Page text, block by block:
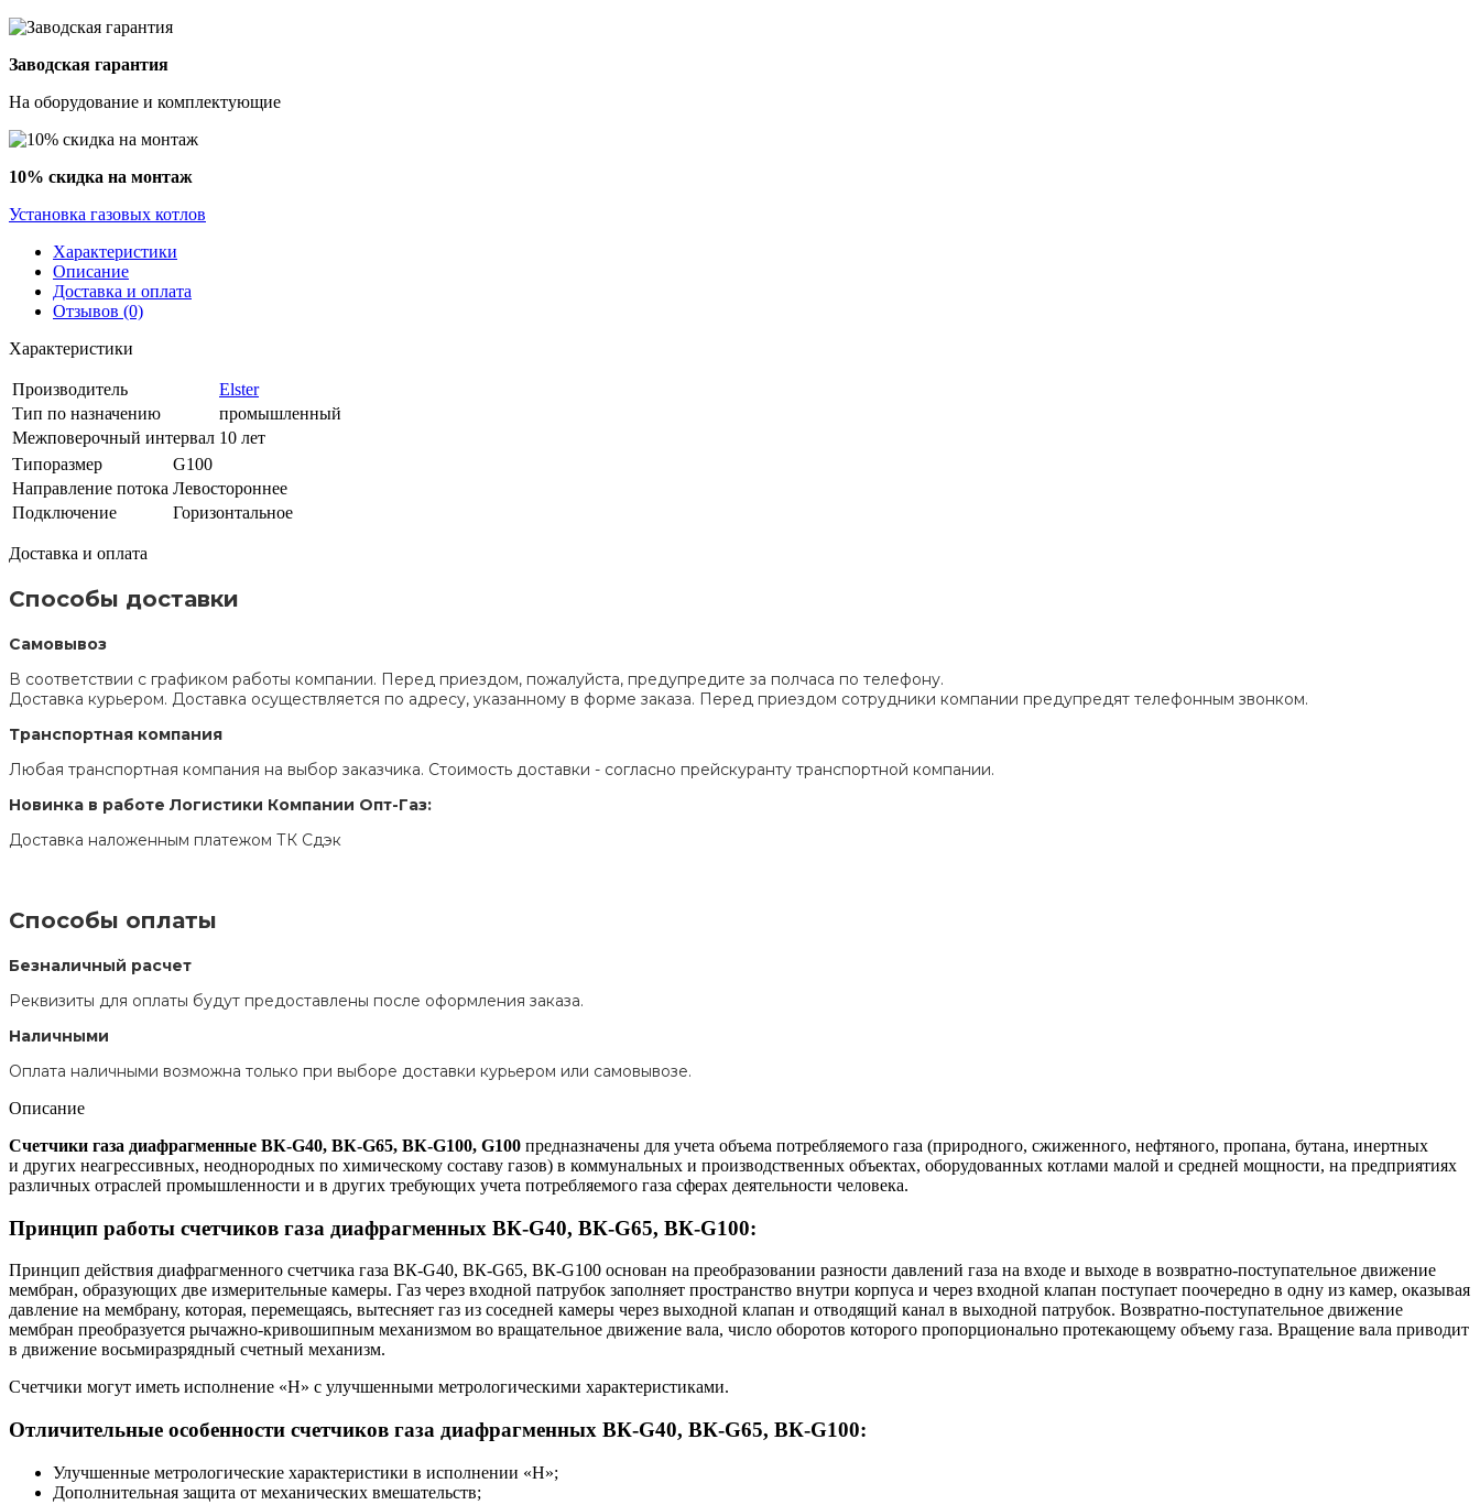
Заводская гарантия
На оборудование и комплектующие
10% скидка на монтаж
Установка газовых котлов
Характеристики
Описание
Доставка и оплата
Отзывов (0)
Характеристики
Производитель
Elster
Тип по назначению
промышленный
Межповерочный интервал 10 лет
Типоразмер
G100
Направление потока Левостороннее
Подключение
Горизонтальное
Доставка и оплата
Способы доставки
Самовывоз
В соответствии с графиком работы компании. Перед приездом, пожалуйста, предупредите за полчаса по телефону.
Доставка курьером. Доставка осуществляется по адресу, указанному в форме заказа. Перед приездом сотрудники компании предупредят телефонным звонком.
Транспортная компания
Любая транспортная компания на выбор заказчика. Стоимость доставки - согласно прейскуранту транспортной компании.
Новинка в работе Логистики Компании Опт-Газ:
Доставка наложенным платежом ТК Сдэк
Способы оплаты
Безналичный расчет
Реквизиты для оплаты будут предоставлены после оформления заказа.
Наличными
Оплата наличными возможна только при выборе доставки курьером или самовывозе.
Описание
Счетчики газа диафрагменные ВК-G40, ВК-G65, ВК-G100, G100 предназначены для учета объема потребляемого газа (природного, сжиженного, нефтяного, пропана, бутана, инертных
и других неагрессивных, неоднородных по химическому составу газов) в коммунальных и производственных объектах, оборудованных котлами малой и средней мощности, на предприятиях
различных отраслей промышленности и в других требующих учета потребляемого газа сферах деятельности человека.
Принцип работы cчетчиков газа диафрагменных ВК-G40, ВК-G65, ВК-G100:
Принцип действия диафрагменного счетчика газа ВК-G40, ВК-G65, ВК-G100 основан на преобразовании разности давлений газа на входе и выходе в возвратно-поступательное движение
мембран, образующих две измерительные камеры. Газ через входной патрубок заполняет пространство внутри корпуса и через входной клапан поступает поочередно в одну из камер, оказывая
давление на мембрану, которая, перемещаясь, вытесняет газ из соседней камеры через выходной клапан и отводящий канал в выходной патрубок. Возвратно-поступательное движение
мембран преобразуется рычажно-кривошипным механизмом во вращательное движение вала, число оборотов которого пропорционально протекающему объему газа. Вращение вала приводит
в движение восьмиразрядный счетный механизм.
Счетчики могут иметь исполнение «Н» с улучшенными метрологическими характеристиками.
Отличительные особенности cчетчиков газа диафрагменных ВК-G40, ВК-G65, ВК-G100:
Улучшенные метрологические характеристики в исполнении «Н»;
Дополнительная защита от механических вмешательств;